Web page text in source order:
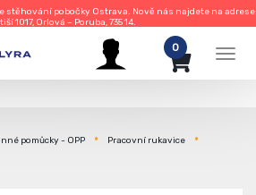
stěhování pobočky Ostrava. Nově nás najdete na
1017, Orlová – Poruba, 735 14.
0
pomůcky - OPP
Pracovní rukavice